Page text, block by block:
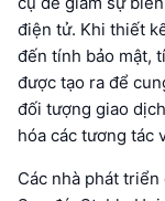
điện tử. Khi thiết
đến tính bảo mật,
được tạo ra để
đối tượng giao
hóa các tương tác
Các nhà phát triển